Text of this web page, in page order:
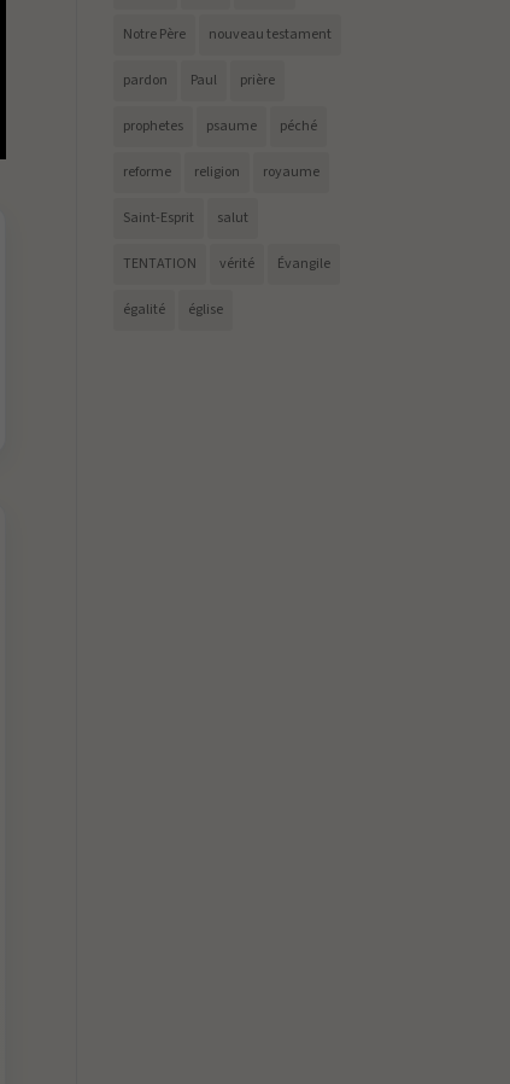
Notre Père nouveau testament
pardon Paul prière
prophetes psaume péché
reforme religion royaume
Saint-Esprit salut
TENTATION vérité Évangile
égalité église